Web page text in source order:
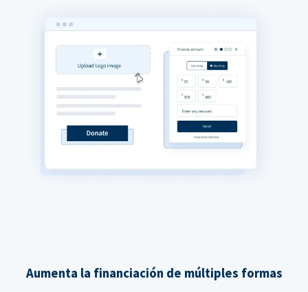
Aumenta la financiación de múltiples formas